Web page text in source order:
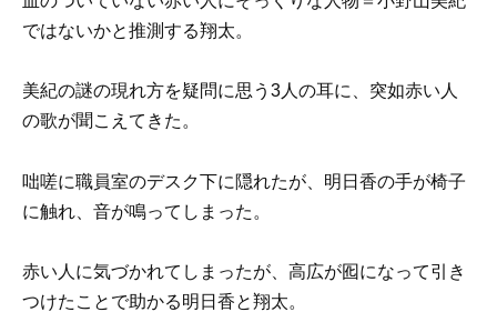
ではないかと推測する翔太。
美紀の謎の現れ方を疑問に思う3人の耳に、突如赤い人
の歌が聞こえてきた。
咄嗟に職員室のデスク下に隠れたが、明日香の手が椅子
に触れ、音が鳴ってしまった。
赤い人に気づかれてしまったが、高広が囮になって引き
つけたことで助かる明日香と翔太。